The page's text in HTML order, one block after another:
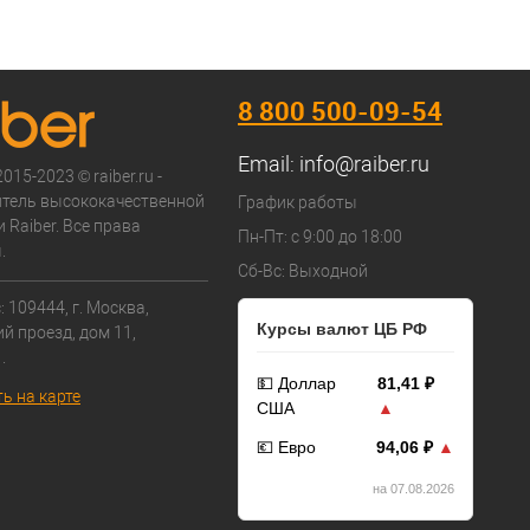
2023 © raiber.ru -
высококачественной
Raiber. Все права
109444, г. Москва,
проезд, дом 11,
на карте
8 800 500-09-54
Email: info@raiber.ru
График работы
Пн-Пт: с 9:00 до 18:00
Сб-Вс: Выходной
Курсы валют ЦБ РФ
💵 Доллар
США
81,41 ₽
▲
💶 Евро 94,06 ₽ ▲
на 07.08.2026